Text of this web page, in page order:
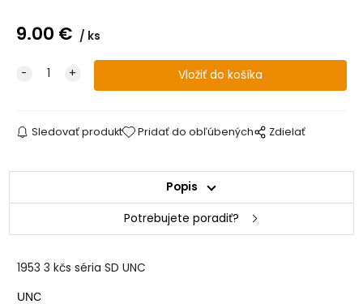
9.00 € ks
Sledovať produkt Pridať do obľúbených Zdielať
Popis
Potrebujete poradiť?
1953 3 kčs séria SD UNC
UNC